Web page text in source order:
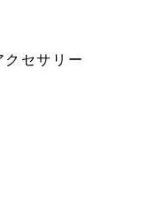
クセサリー